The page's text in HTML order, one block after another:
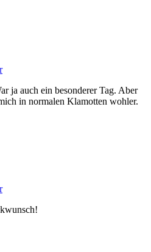
ja auch ein besonderer Tag. Aber
in normalen Klamotten wohler.